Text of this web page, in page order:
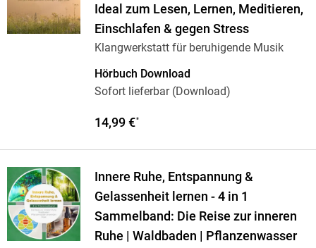
Ideal zum Lesen, Lernen, Meditieren,
Einschlafen & gegen Stress
Klangwerkstatt für beruhigende Musik
Hörbuch Download
Sofort lieferbar (Download)
14,99 €*
Innere Ruhe, Entspannung &
Gelassenheit lernen - 4 in 1
Sammelband: Die Reise zur inneren
Ruhe | Waldbaden | Pflanzenwasser